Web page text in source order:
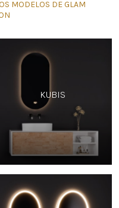
MODELOS DE GLAM
KUBIS